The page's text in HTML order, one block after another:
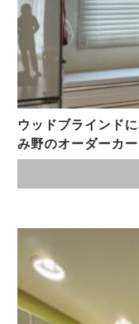
ウッドブラインド
み野のオーダーカー